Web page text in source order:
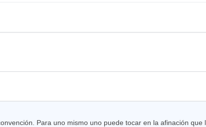
Para uno mismo uno puede tocar en la afinación que